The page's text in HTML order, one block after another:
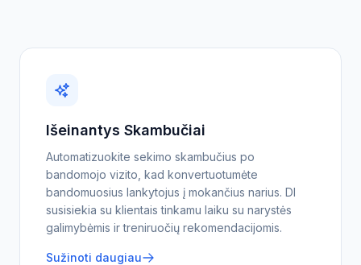
Išeinantys Skambučiai
Automatizuokite sekimo skambučius po
bandomojo vizito, kad konvertuotumėte
bandomuosius lankytojus į mokančius narius. DI
susisiekia su klientais tinkamu laiku su narystės
galimybėmis ir treniruočių rekomendacijomis.
Sužinoti daugiau